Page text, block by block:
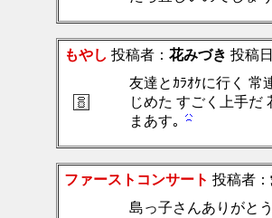
もやし 投稿者： 花みづき 投稿
友達とｶﾗｵｹに行く 常
じめた すごく上手だ
まあす｡
ファーストコンサート 投稿者：
島っ子さんありがと